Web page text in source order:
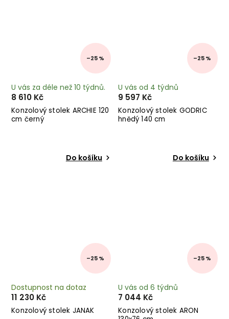
–25 %
Konzolový stolek ARCHIE 120
cm černý
U vás za déle než 10 týdnů.
8 610 Kč
Do košíku
–25 %
Konzolový stolek GODRIC
hnědý 140 cm
U vás od 4 týdnů
9 597 Kč
Do košíku
–25 %
Konzolový stolek JANAK
Dostupnost na dotaz
11 230 Kč
–25 %
Konzolový stolek ARON
U vás od 6 týdnů
7 044 Kč